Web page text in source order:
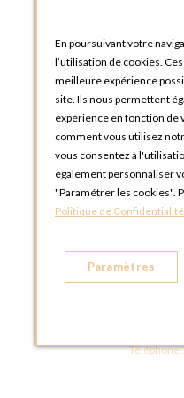
Rue
76800
Téléphone :
6 rue Gaye Marie,
Téléphone
En poursuivant votre
l’utilisation de cookies.
meilleure expérience
site. Ils nous permettent
expérience en fonction de
comment vous utilisez
vous consentez à
également personnaliser
"Paramétrer les cookies".
Politique de Confidentialité
Paramètres